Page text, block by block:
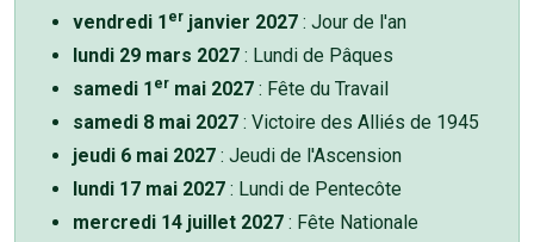
vendredi 1 er janvier 2027 : Jour de l'an
lundi 29 mars 2027 : Lundi de Pâques
samedi 1 er mai 2027 : Fête du Travail
samedi 8 mai 2027 : Victoire des Alliés de 1945
jeudi 6 mai 2027 : Jeudi de l'Ascension
lundi 17 mai 2027 : Lundi de Pentecôte
mercredi 14 juillet 2027 : Fête Nationale